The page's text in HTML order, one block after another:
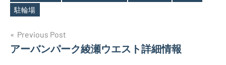
駐輪場
投
稿
Previous Post
アーバンパーク綾瀬ウエスト詳細情報